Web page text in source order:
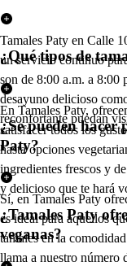
Tamales Paty en Calle
un servicio continuo
son de 8:00 a.m. a 8:00
desayuno delicioso
reconfortante puedan
¿Qué tipos de
En Tamales Paty,
satisfacer todos los
hasta opciones
ingredientes frescos y
y delicioso que te hará
¿Se pueden hacer
Paty?
Sí, en Tamales Paty
es ideal para aquellos
tamales en la
llama a nuestro número
¿Tamales Paty
veganas?